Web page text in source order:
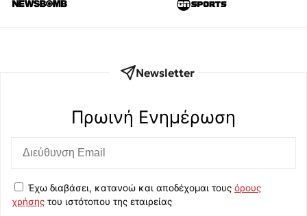
Newsletter
Πρωινή Eνημέρωση
Έχω διαβάσει, κατανοώ και αποδέχομαι τους όρους
χρήσης του ιστότοπου της εταιρείας